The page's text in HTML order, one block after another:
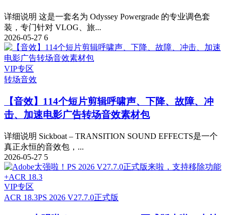
详细说明 这是一套名为 Odyssey Powergrade 的专业调色套
装，专门针对 VLOG、旅...
2026-05-27 6
VIP专区
转场音效
【音效】114个短片剪辑呼啸声、下降、故障、冲
击、加速电影广告转场音效素材包
详细说明 Sickboat – TRANSITION SOUND EFFECTS是一个
真正永恒的音效包，...
2026-05-27 5
VIP专区
ACR 18.3PS 2026 V27.7.0正式版